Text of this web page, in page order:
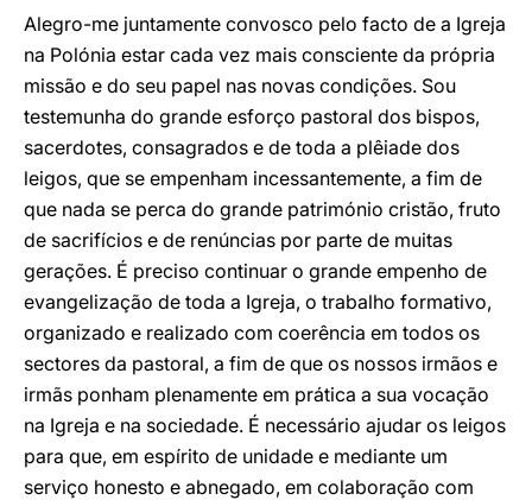
Alegro-me juntamente convosco pelo facto de a Igreja
na Polónia estar cada vez mais consciente da própria
missão e do seu papel nas novas condições. Sou
testemunha do grande esforço pastoral dos bispos,
sacerdotes, consagrados e de toda a plêiade dos
leigos, que se empenham incessantemente, a fim de
que nada se perca do grande património cristão, fruto
de sacrifícios e de renúncias por parte de muitas
gerações. É preciso continuar o grande empenho de
evangelização de toda a Igreja, o trabalho formativo,
organizado e realizado com coerência em todos os
sectores da pastoral, a fim de que os nossos irmãos e
irmãs ponham plenamente em prática a sua vocação
na Igreja e na sociedade. É necessário ajudar os leigos
para que, em espírito de unidade e mediante um
serviço honesto e abnegado, em colaboração com